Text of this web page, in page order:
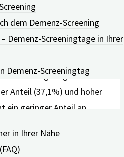
dem Demenz-Screening
Demenz-Screeningtage in Ihrer
Demenz-Screeningtag
in Ihrer Nähe
Shutterstock
Anteils routinemäßiger
Kategorien eingeteilt:
bis geringer Anteil
Anteil (37,1%) und hoher
ein geringer Anteil an
hohen kognitiven
Personen aus